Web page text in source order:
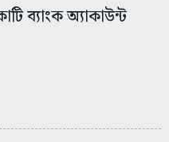
ব্যাংক অ্যাকাউন্ট